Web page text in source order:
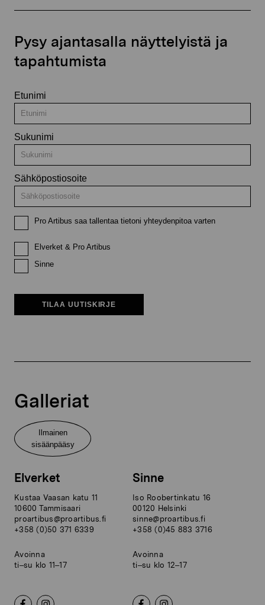
Pysy ajantasalla näyttelyistä ja
tapahtumista
Etunimi
Sukunimi
Sähköpostiosoite
Pro Artibus saa tallentaa tietoni yhteydenpitoa varten
Elverket & Pro Artibus
Sinne
TILAA UUTISKIRJE
Galleriat
Ilmainen
sisäänpääsy
Elverket
Kustaa Vaasan katu 11
10600 Tammisaari
proartibus@proartibus.fi
+358 (0)50 371 6339
Avoinna
ti–su klo 11–17
Sinne
Iso Roobertinkatu 16
00120 Helsinki
sinne@proartibus.fi
+358 (0)45 883 3716
Avoinna
ti–su klo 12–17